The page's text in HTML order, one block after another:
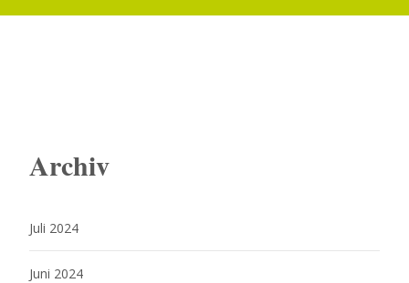
Archiv
Juli 2024
Juni 2024